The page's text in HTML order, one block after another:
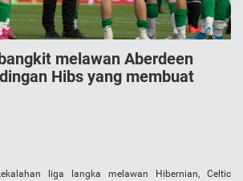
melawan Aberdeen
Hibs yang membuat
liga langka melawan Hibernian, Celtic